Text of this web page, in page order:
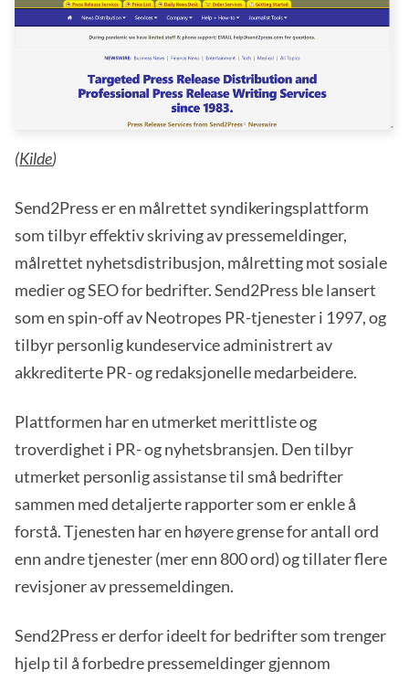
(Kilde)
Send2Press er en målrettet syndikeringsplattform
som tilbyr effektiv skriving av pressemeldinger,
målrettet nyhetsdistribusjon, målretting mot sosiale
medier og SEO for bedrifter. Send2Press ble lansert
som en spin-off av Neotropes PR-tjenester i 1997, og
tilbyr personlig kundeservice administrert av
akkrediterte PR- og redaksjonelle medarbeidere.
Plattformen har en utmerket merittliste og
troverdighet i PR- og nyhetsbransjen. Den tilbyr
utmerket personlig assistanse til små bedrifter
sammen med detaljerte rapporter som er enkle å
forstå. Tjenesten har en høyere grense for antall ord
enn andre tjenester (mer enn 800 ord) og tillater flere
revisjoner av pressemeldingen.
Send2Press er derfor ideelt for bedrifter som trenger
hjelp til å forbedre pressemeldinger gjennom